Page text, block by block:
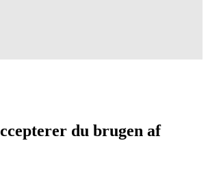
du brugen af